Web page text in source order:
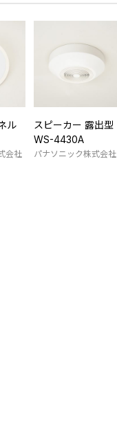
ル
会社
スピーカー 露出型
WS-4430A
パナソニック株式会社